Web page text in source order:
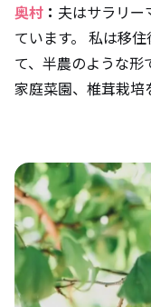
奥村 ： 夫はサラリー
ています。 私は移
て、半農のような形
家庭菜園、椎茸栽培